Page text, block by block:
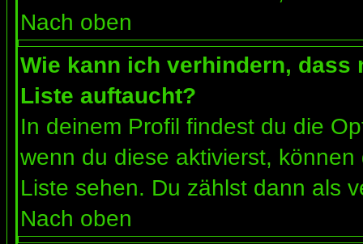
Nach oben
Wie kann ich verhindern, dass
Liste auftaucht?
In deinem Profil findest du die
wenn du diese aktivierst,
Liste sehen. Du zählst dann als
Nach oben